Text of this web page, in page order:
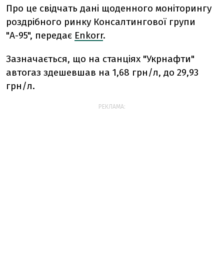
Про це свідчать дані щоденного моніторингу
роздрібного ринку Консалтингової групи
"А-95", передає Enkorr.
Зазначається, що на станціях "Укрнафти"
автогаз здешевшав на 1,68 грн/л, до 29,93
грн/л.
РЕКЛАМА: